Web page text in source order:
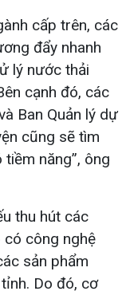
cấp trên, các
đẩy nhanh
lý nước thải
cạnh đó, các
Ban Quản lý dự
cũng sẽ tìm
năng”, ông
thu hút các
có công nghệ
sản phẩm
Do đó, cơ